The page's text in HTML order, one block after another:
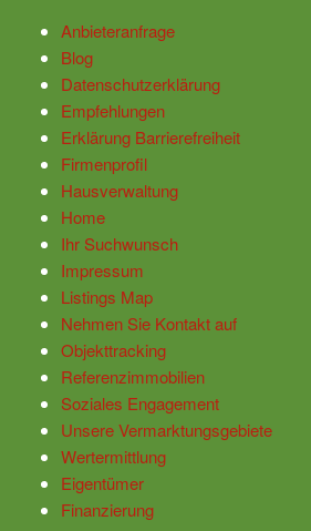
Anbieteranfrage
Blog
Datenschutzerklärung
Empfehlungen
Erklärung Barrierefreiheit
Firmenprofil
Hausverwaltung
Home
Ihr Suchwunsch
Impressum
Listings Map
Nehmen Sie Kontakt auf
Objekttracking
Referenzimmobilien
Soziales Engagement
Unsere Vermarktungsgebiete
Wertermittlung
Eigentümer
Finanzierung